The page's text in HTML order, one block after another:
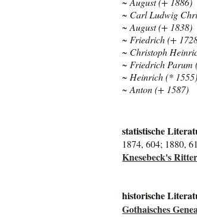
~ Carl Ludwig
~ August (+ 1838)
~ Friedrich (+
~ Christoph
~ Friedrich Parum
~ Heinrich (* 1555)
~ Anton (+ 1587)
statistische
1874, 604; 1880,
Knesebeck's
historische
Gothaisches